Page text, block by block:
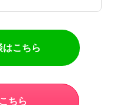
はこちら
ちら